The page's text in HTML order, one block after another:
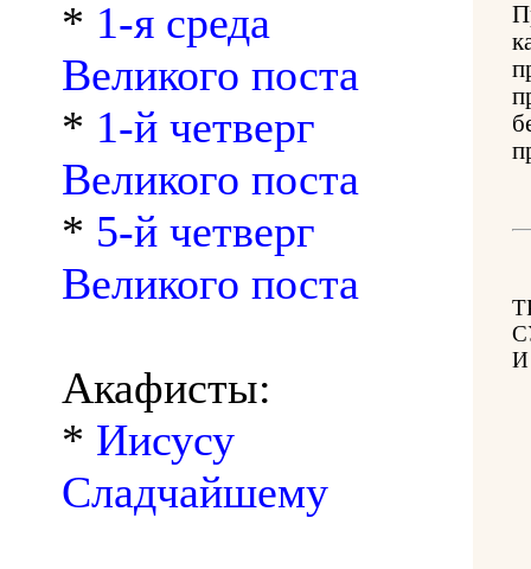
* 1-я среда
Великого поста
* 1-й четверг
Великого поста
* 5-й четверг
Великого поста
Акафисты:
* Иисусу
Сладчайшему